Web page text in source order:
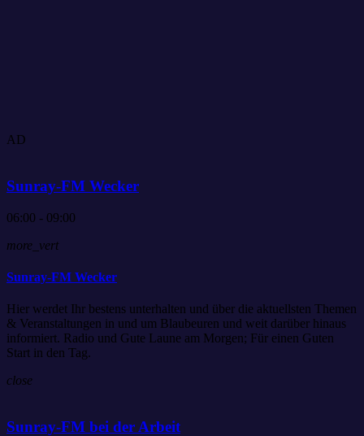
AD
Sunray-FM Wecker
06:00 - 09:00
more_vert
Sunray-FM Wecker
Hier werdet Ihr bestens unterhalten und über die aktuellsten Themen
& Veranstaltungen in und um Blaubeuren und weit darüber hinaus
informiert. Radio und Gute Laune am Morgen; Für einen Guten
Start in den Tag.
close
Sunray-FM bei der Arbeit